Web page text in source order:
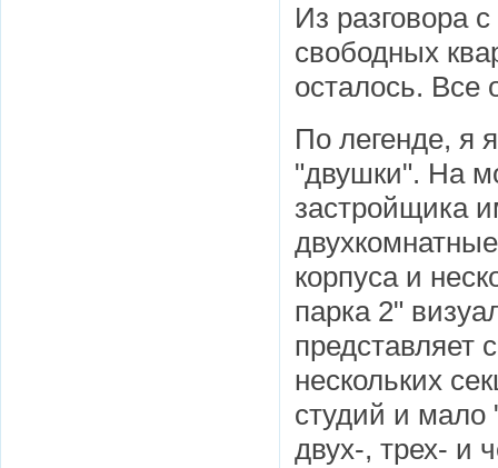
Из разговора
свободных
осталось. Все
По легенде, я
"двушки". На
застройщика
корпуса и
парка 2"
представляет
нескольких
студий и мало
двух-, трех- и